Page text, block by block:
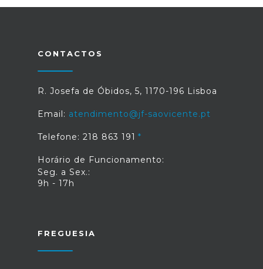
CONTACTOS
R. Josefa de Óbidos, 5, 1170-196 Lisboa
Email: atendimento@jf-saovicente.pt
Telefone: 218 863 191
Horário de Funcionamento:
Seg. a Sex.:
9h - 17h
FREGUESIA